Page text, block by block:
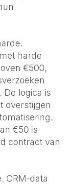
harde
€500,
De logica is
overstijgen
€50 is
contract van
CRM-data